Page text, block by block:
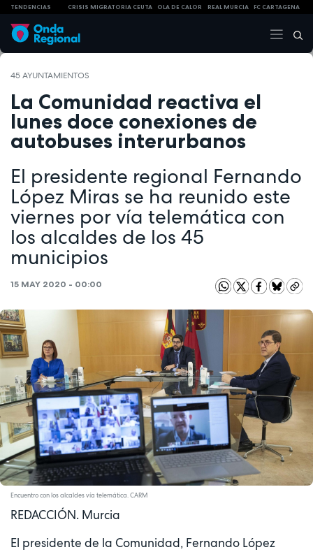
TENDENCIAS CRISIS MIGRATORIA CEUTA OLA DE CALOR REAL MURCIA FC CARTAGENA
45 AYUNTAMIENTOS
La Comunidad reactiva el
lunes doce conexiones de
autobuses interurbanos
El presidente regional Fernando
López Miras se ha reunido este
viernes por vía telemática con
los alcaldes de los 45
municipios
15 MAY 2020 - 00:00
Encuentro con los alcaldes vía telemática. CARM
REDACCIÓN. Murcia
El presidente de la Comunidad, Fernando López